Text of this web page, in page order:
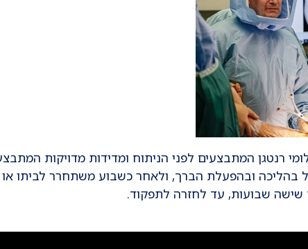
רנטגן המתבצעים לפני הניתוח ומדידות מדויקות
בהליכה ובהפעלת הברך, ולאחר כשבוע משתחרר לביתו או
שבועות, עד לחזרה לתפקוד.